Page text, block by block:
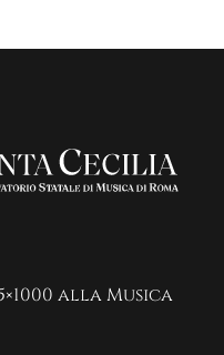
alla Musica